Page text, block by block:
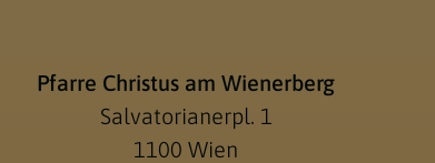
Pfarre Christus am Wienerberg
Salvatorianerpl. 1
1100 Wien